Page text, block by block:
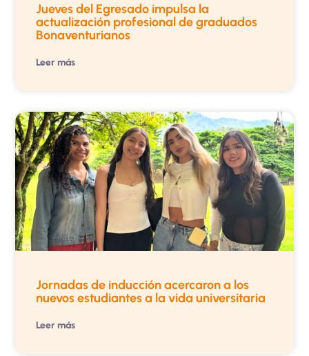
Jueves del Egresado impulsa la
actualización profesional de graduados
Bonaventurianos
Leer más
Jornadas de inducción acercaron a los
nuevos estudiantes a la vida universitaria
Leer más